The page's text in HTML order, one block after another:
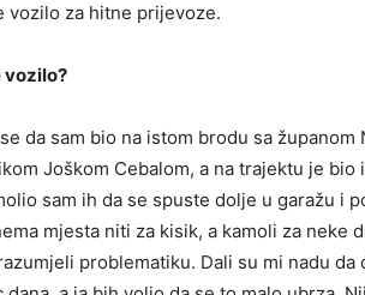
vozilo za hitne prijevoze.
vozilo?
da sam bio na istom brodu sa županom
Joškom Cebalom, a na trajektu je bio
sam ih da se spuste dolje u garažu i
mjesta niti za kisik, a kamoli za neke
problematiku. Dali su mi nadu da